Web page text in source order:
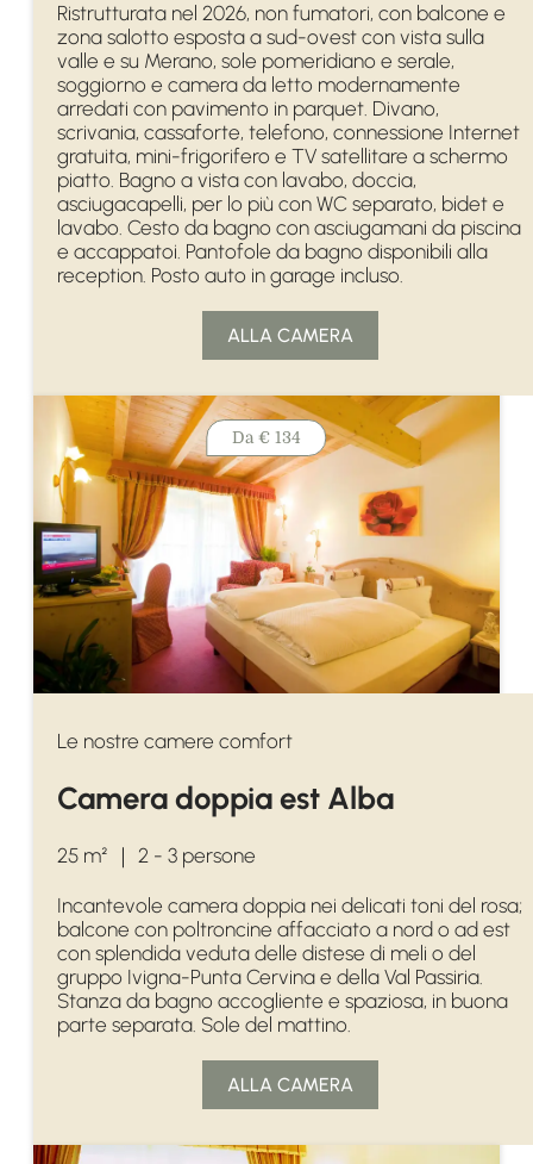
Ristrutturata nel 2026, non fumatori, con balcone e
zona salotto esposta a sud-ovest con vista sulla
valle e su Merano, sole pomeridiano e serale,
soggiorno e camera da letto modernamente
arredati con pavimento in parquet. Divano,
scrivania, cassaforte, telefono, connessione Internet
gratuita, mini-frigorifero e TV satellitare a schermo
piatto. Bagno a vista con lavabo, doccia,
asciugacapelli, per lo più con WC separato, bidet e
lavabo. Cesto da bagno con asciugamani da piscina
e accappatoi. Pantofole da bagno disponibili alla
reception. Posto auto in garage incluso.
ALLA CAMERA
Le nostre camere comfort
Camera doppia est Alba
25 m² ｜ 2 - 3 persone
Incantevole camera doppia nei delicati toni del rosa;
balcone con poltroncine affacciato a nord o ad est
con splendida veduta delle distese di meli o del
gruppo Ivigna-Punta Cervina e della Val Passiria.
Stanza da bagno accogliente e spaziosa, in buona
parte separata. Sole del mattino.
ALLA CAMERA
Da € 134